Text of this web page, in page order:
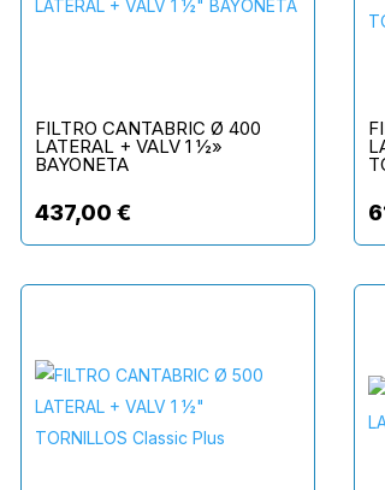
FILTRO CANTABRIC Ø 400
LATERAL + VALV 1 ½»
BAYONETA
437,00 €